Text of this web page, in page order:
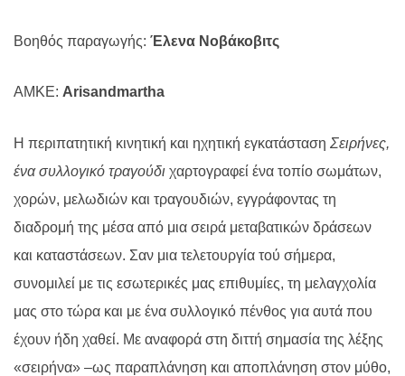
Βοηθός παραγωγής: Έλενα Νοβάκοβιτς
ΑΜΚΕ: Arisandmartha
Η περιπατητική κινητική και ηχητική εγκατάσταση Σειρήνες,
ένα συλλογικό τραγούδι χαρτογραφεί ένα τοπίο σωμάτων,
χορών, μελωδιών και τραγουδιών, εγγράφοντας τη
διαδρομή της μέσα από μια σειρά μεταβατικών δράσεων
και καταστάσεων. Σαν μια τελετουργία τού σήμερα,
συνομιλεί με τις εσωτερικές μας επιθυμίες, τη μελαγχολία
μας στο τώρα και με ένα συλλογικό πένθος για αυτά που
έχουν ήδη χαθεί. Με αναφορά στη διττή σημασία της λέξης
«σειρήνα» –ως παραπλάνηση και αποπλάνηση στον μύθο,